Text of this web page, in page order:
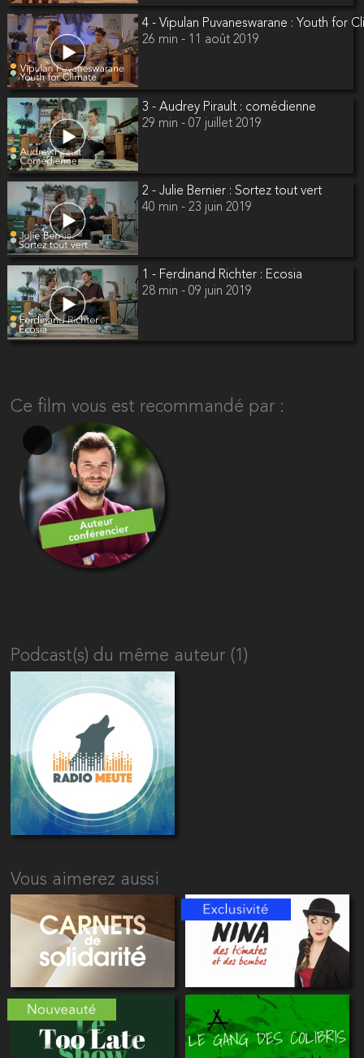
4 - Vipulan Puvaneswarane : Youth for
26 min - 11 août 2019
3 - Audrey Pirault : comédienne
29 min - 07 juillet 2019
2 - Julie Bernier : Sortez tout vert
40 min - 23 juin 2019
1 - Ferdinand Richter : Ecosia
28 min - 09 juin 2019
Ce film vous est recommandé par :
Podcast(s) du même auteur (1)
Vous aimerez aussi